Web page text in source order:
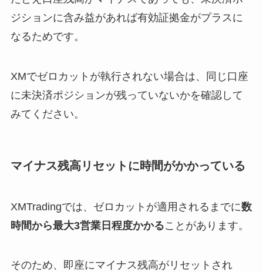
ジションに含み益があれば有効証拠金がプラスに
なるためです。
XMでゼロカットが執行されない場合は、同じ口座
に未決済ポジションが残っていないかを確認して
みてください。
マイナス残高リセットに時間がかかっている
XMTradingでは、ゼロカットが適用されるまでに数
時間から最大3営業日程度かかることがあります。
そのため、即座にマイナス残高がリセットされ